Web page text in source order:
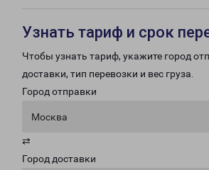
Узнать тариф и срок
Чтобы узнать тариф, укажите город
доставки, тип перевозки и вес груза.
Город отправки
Москва
⇄
Город доставки